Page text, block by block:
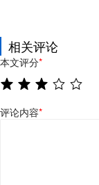
相关评论
本文评分*
评论内容*